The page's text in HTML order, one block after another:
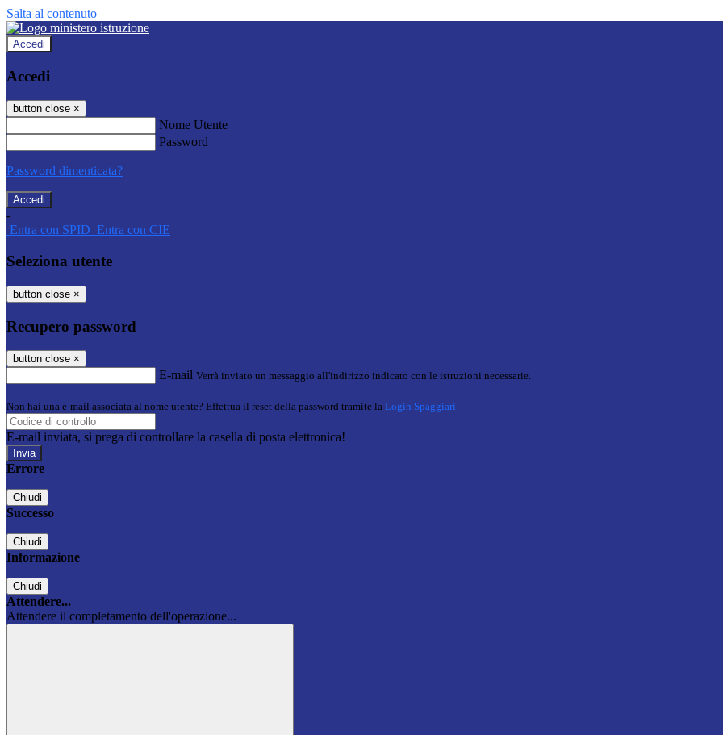
Salta al contenuto
Accedi
Accedi
button close ×
Nome Utente
Password
Password dimenticata?
-
Entra con SPID Entra con CIE
Seleziona utente
button close ×
Recupero password
button close ×
E-mail Verrà inviato un messaggio all'indirizzo indicato con le istruzioni necessarie.
Non hai una e-mail associata al nome utente? Effettua il reset della password tramite la Login Spaggiari
E-mail inviata, si prega di controllare la casella di posta elettronica!
Errore
Chiudi
Successo
Chiudi
Informazione
Chiudi
Attendere...
Attendere il completamento dell'operazione...